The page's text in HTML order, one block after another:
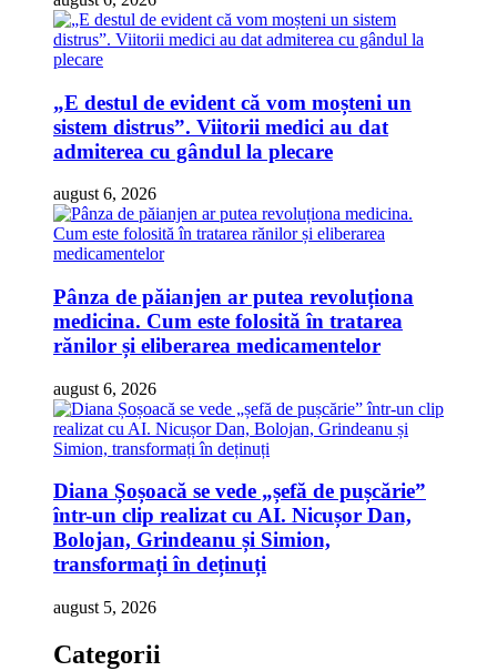
„E destul de evident că vom moșteni un
sistem distrus”. Viitorii medici au dat
admiterea cu gândul la plecare
august 6, 2026
Pânza de păianjen ar putea revoluționa
medicina. Cum este folosită în tratarea
rănilor și eliberarea medicamentelor
august 6, 2026
Diana Șoșoacă se vede „șefă de pușcărie”
într-un clip realizat cu AI. Nicușor Dan,
Bolojan, Grindeanu și Simion,
transformați în deținuți
august 5, 2026
Categorii